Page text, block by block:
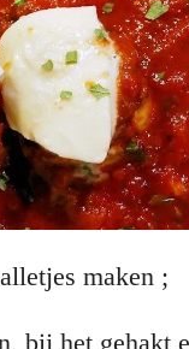
maken ;
bij het gehakt